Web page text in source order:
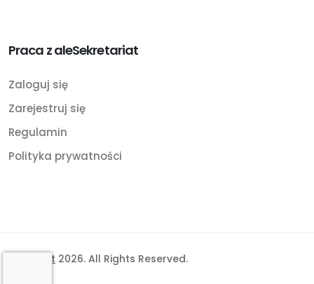
Praca z aleSekretariat
Zaloguj się
Zarejestruj się
Regulamin
Polityka prywatności
BinSoft 2026. All Rights Reserved.